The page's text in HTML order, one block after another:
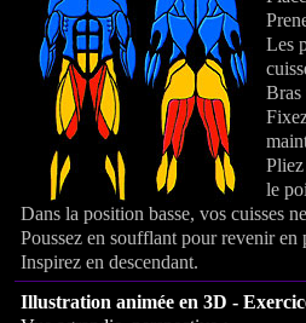
Les
Bras
le
Dans la position basse, vos cuisses
Poussez en soufflant pour revenir en
Inspirez en descendant.
Illustration animée en 3D -